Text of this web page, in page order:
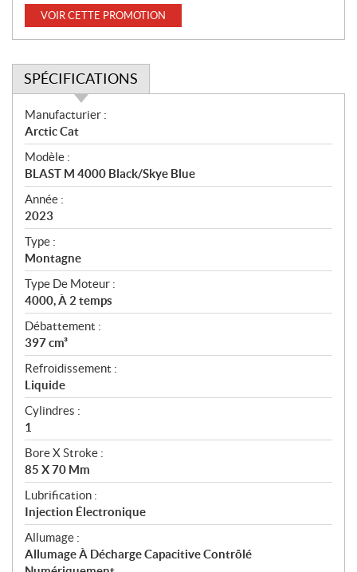
VOIR CETTE PROMOTION
SPÉCIFICATIONS
S
p
é
c
i
f
i
c
a
t
i
o
n
s
Manufacturier :
Arctic Cat
Modèle :
BLAST M 4000 Black/Skye Blue
Année :
2023
Type :
Montagne
Type De Moteur :
4000, À 2 temps
Débattement :
397 cm³
Refroidissement :
Liquide
Cylindres :
1
Bore X Stroke :
85 X 70 Mm
Lubrification :
Injection Électronique
Allumage :
Allumage À Décharge Capacitive Contrôlé